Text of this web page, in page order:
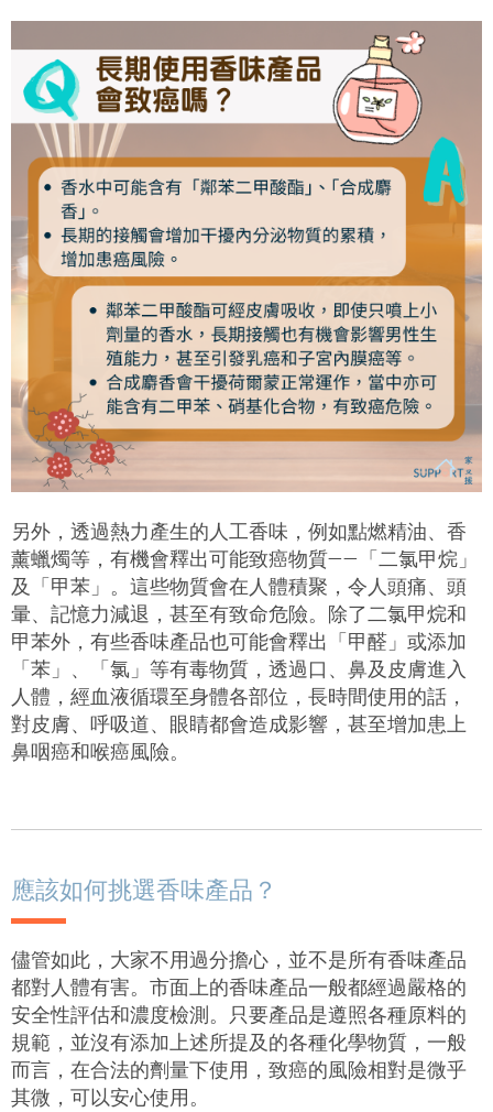
另外，透過熱力產生的人工香味，例如點燃精油、香
薰蠟燭等，有機會釋出可能致癌物質—— 「二氯甲烷」
及「甲苯」。這些物質會在人體積聚，令人頭痛、 頭
暈、記憶力減退，甚至有致命危險。除了二氯甲烷和
甲苯外，有些香味產品也可能會釋出「甲醛」或添加
「苯」、「氯」等有毒物質，透過口、鼻及皮膚進入
人體，經血液循環至身體各部位，長時間使用的話，
對皮膚、呼吸道、眼睛都會造成影響 ， 甚至增加患上
鼻咽癌和喉癌風險。
應該如何挑選香味產品？
儘管如此，大家不用過分擔心，並不是所有香味產品
都對人體有害。 市面上的香味產品一般都經過嚴格的
安全性評估和濃度檢測。只要產品是遵照各種原料的
規範 ， 並沒有添加上述所提及的各種化學物質 ，一般
而言，在合法的劑量下使用，致癌的風險相對是微乎
其微，可以安心使用。